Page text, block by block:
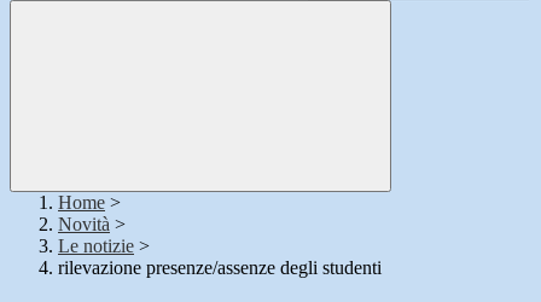
Home >
Novità >
Le notizie >
rilevazione presenze/assenze degli studenti